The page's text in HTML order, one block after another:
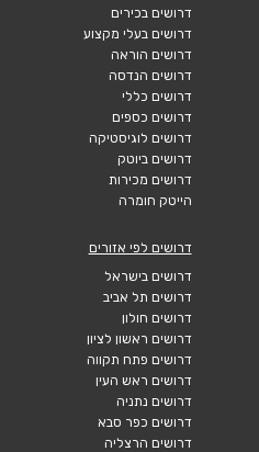
דרושים בכירים
דרושים בעלי מקצוע
דרושים הוראה
דרושים הנדסה
דרושים כללי
דרושים כספים
דרושים לוגיסטיקה
דרושים ביוטק
דרושים מכירות
הייטק חומרה
דרושים לפי אזורים
דרושים בישראל
דרושים תל אביב
דרושים חולון
דרושים ראשון לציון
דרושים פתח תקווה
דרושים ראש העין
דרושים נתניה
דרושים כפר סבא
דרושים הרצליה